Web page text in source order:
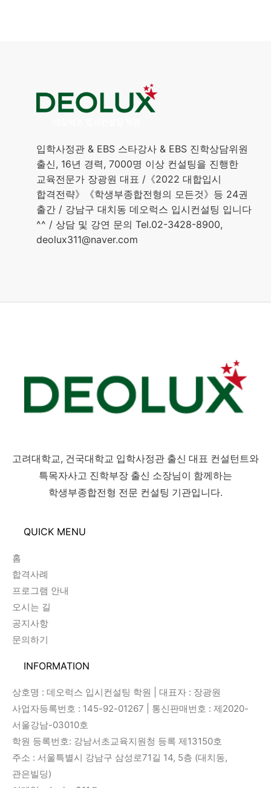
입학사정관 & EBS 스타강사 & EBS 진학상담위원
출신, 16년 경력, 7000명 이상 컨설팅을 진행한
교육전문가 장광원 대표 /《2022 대합입시
합격전략》《학생부종합전형의 모든것》등 24권
출간 / 강남구 대치동 데오럭스 입시컨설팅 입니다
^^ / 상담 및 강연 문의 Tel.02-3428-8900,
deolux311@naver.com
고려대학교, 건국대학교 입학사정관 출신 대표 컨설턴트와
특목자사고 진학부장 출신 소장님이 함께하는
학생부종합전형 전문 컨설팅 기관입니다.
QUICK MENU
홈
합격사례
프로그램 안내
오시는 길
공지사항
문의하기
INFORMATION
상호명 : 데오럭스 입시컨설팅 학원 | 대표자 : 장광원
사업자등록번호 : 145-92-01267 | 통신판매번호 : 제2020-
서울강남-03010호
학원 등록번호: 강남서초교육지원청 등록 제13150호
주소 : 서울특별시 강남구 삼성로71길 14, 5층 (대치동,
관은빌딩)